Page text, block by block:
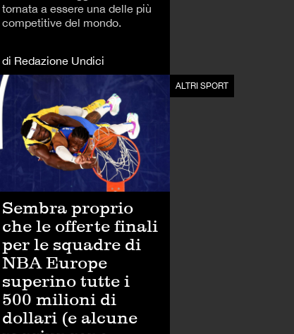
tornata a essere una delle più
competitive del mondo.
di Redazione Undici
ALTRI SPORT ALTRI SPORT
Sembra proprio
che le offerte finali
per le squadre di
NBA Europe
superino tutte i
500 milioni di
dollari (e alcune